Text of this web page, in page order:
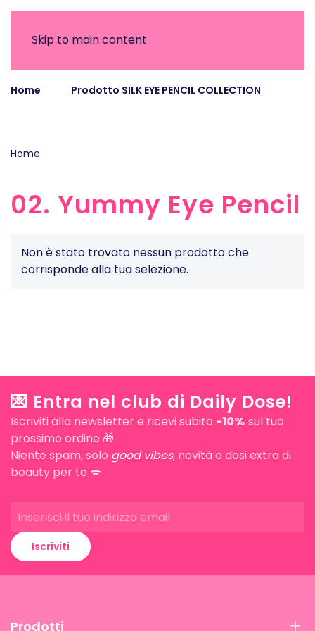
Skip to main content
Home
Prodotto SILK EYE PENCIL COLLECTION
Home
02. Yummy Eye Pencil
Non è stato trovato nessun prodotto che
corrisponde alla tua selezione.
💌 Entra nel club di Daily Dose!
Iscriviti alla newsletter e ricevi subito -10% sul tuo
prossimo ordine 🎁
Niente spam, solo good vibes, novità e dosi extra di
beauty per te 💋
Iscriviti
Prodotti